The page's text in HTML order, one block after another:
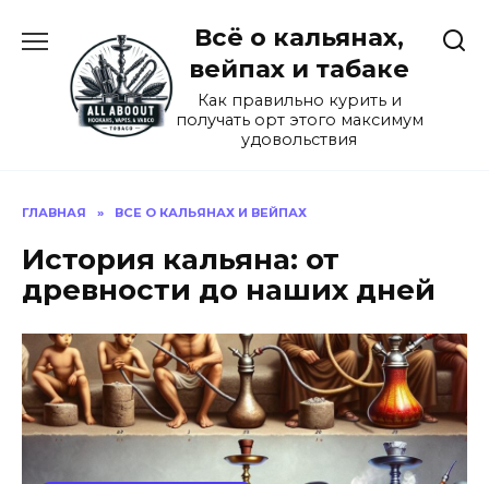
содержанию
Всё о кальянах,
вейпах и табаке
Как правильно курить и
получать орт этого максимум
удовольствия
ГЛАВНАЯ » ВСЕ О КАЛЬЯНАХ И ВЕЙПАХ
История кальяна: от
древности до наших дней